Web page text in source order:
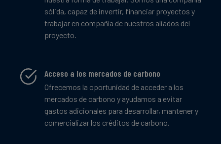
sólida, capaz de invertir, financiar proyectos y
trabajar en compañía de nuestros aliados del
proyecto.
Acceso a los mercados de carbono
Ofrecemos la oportunidad de acceder a los
mercados de carbono y ayudamos a evitar
gastos adicionales para desarrollar, mantener y
comercializar los créditos de carbono.